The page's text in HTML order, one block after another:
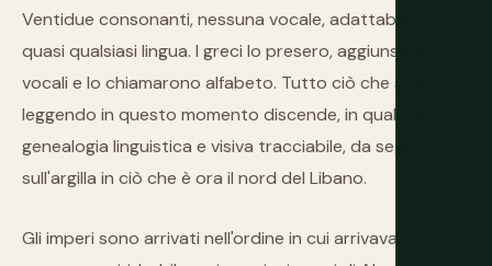
Ventidue consonanti, nessuna vocale, adattabile a
quasi qualsiasi lingua. I greci lo presero, aggiunsero
vocali e lo chiamarono alfabeto. Tutto ciò che stai
leggendo in questo momento discende, in qualche
genealogia linguistica e visiva tracciabile, da segni fatti
sull'argilla in ciò che è ora il nord del Libano.
Gli imperi sono arrivati nell'ordine in cui arrivavano